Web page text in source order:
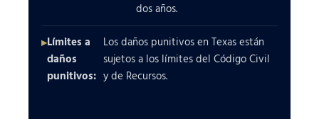
dos años.
Límites a
daños
punitivos:
Los daños punitivos en Texas están
sujetos a los límites del Código Civil
y de Recursos.